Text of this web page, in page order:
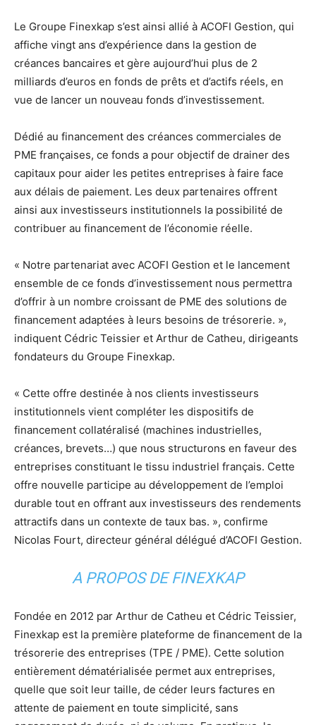
Le Groupe Finexkap s’est ainsi allié à ACOFI Gestion, qui
affiche vingt ans d’expérience dans la gestion de
créances bancaires et gère aujourd’hui plus de 2
milliards d’euros en fonds de prêts et d’actifs réels, en
vue de lancer un nouveau fonds d’investissement.
Dédié au financement des créances commerciales de
PME françaises, ce fonds a pour objectif de drainer des
capitaux pour aider les petites entreprises à faire face
aux délais de paiement. Les deux partenaires offrent
ainsi aux investisseurs institutionnels la possibilité de
contribuer au financement de l’économie réelle.
« Notre partenariat avec ACOFI Gestion et le lancement
ensemble de ce fonds d’investissement nous permettra
d’offrir à un nombre croissant de PME des solutions de
financement adaptées à leurs besoins de trésorerie. »,
indiquent Cédric Teissier et Arthur de Catheu, dirigeants
fondateurs du Groupe Finexkap.
« Cette offre destinée à nos clients investisseurs
institutionnels vient compléter les dispositifs de
financement collatéralisé (machines industrielles,
créances, brevets…) que nous structurons en faveur des
entreprises constituant le tissu industriel français. Cette
offre nouvelle participe au développement de l’emploi
durable tout en offrant aux investisseurs des rendements
attractifs dans un contexte de taux bas. », confirme
Nicolas Fourt, directeur général délégué d’ACOFI Gestion.
A PROPOS DE FINEXKAP
Fondée en 2012 par Arthur de Catheu et Cédric Teissier,
Finexkap est la première plateforme de financement de la
trésorerie des entreprises (TPE / PME). Cette solution
entièrement dématérialisée permet aux entreprises,
quelle que soit leur taille, de céder leurs factures en
attente de paiement en toute simplicité, sans